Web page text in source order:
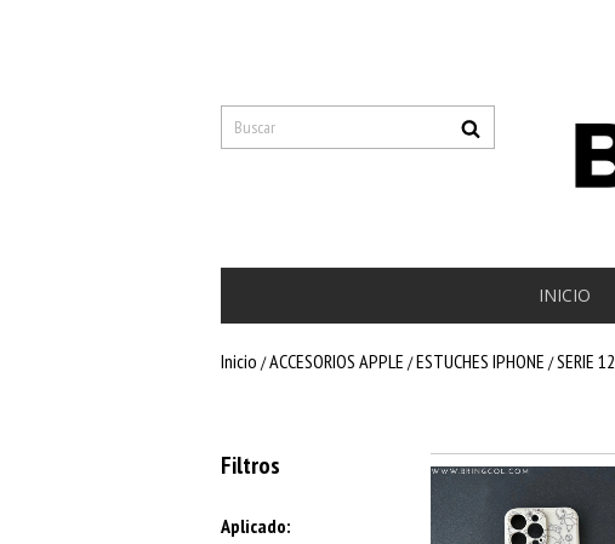
INICIO
Inicio /ACCESORIOS APPLE /ESTUCHES IPHONE /SERIE 12
Filtros
Aplicado: